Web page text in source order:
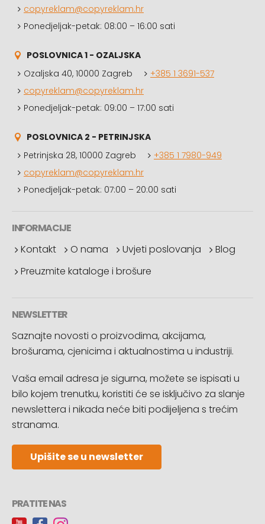
copyreklam@copyreklam.hr
Ponedjeljak-petak: 08:00 – 16:00 sati
POSLOVNICA 1 - OZALJSKA
Ozaljska 40, 10000 Zagreb
+385 1 3691-537
copyreklam@copyreklam.hr
Ponedjeljak-petak: 09:00 – 17:00 sati
POSLOVNICA 2 - PETRINJSKA
Petrinjska 28, 10000 Zagreb
+385 1 7980-949
copyreklam@copyreklam.hr
Ponedjeljak-petak: 07:00 – 20:00 sati
INFORMACIJE
Kontakt
O nama Uvjeti poslovanja
Blog
Preuzmite kataloge i brošure
NEWSLETTER
Saznajte novosti o proizvodima, akcijama,
brošurama, cjenicima i aktualnostima u industriji.
Vaša email adresa je sigurna, možete se ispisati u
bilo kojem trenutku, koristiti će se isključivo za slanje
newslettera i nikada neće biti podijeljena s trećim
stranama.
Upišite se u newsletter
PRATITE NAS